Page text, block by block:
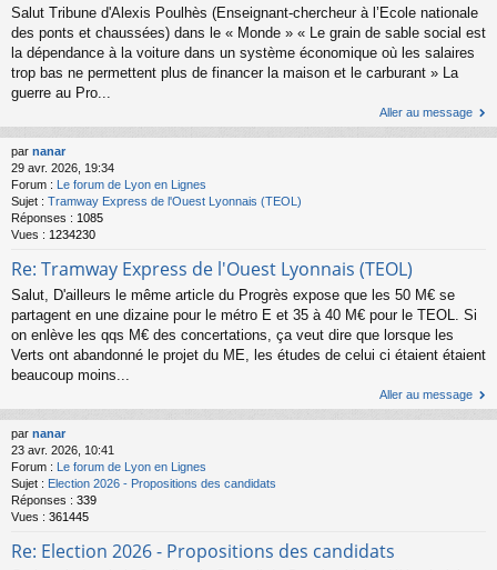
Salut Tribune d'Alexis Poulhès (Enseignant-chercheur à l’Ecole nationale
des ponts et chaussées) dans le « Monde » « Le grain de sable social est
la dépendance à la voiture dans un système économique où les salaires
trop bas ne permettent plus de financer la maison et le carburant » La
guerre au Pro...
Aller au message
par nanar
29 avr. 2026, 19:34
Forum : Le forum de Lyon en Lignes
Sujet : Tramway Express de l'Ouest Lyonnais (TEOL)
Réponses : 1085
Vues : 1234230
Re: Tramway Express de l'Ouest Lyonnais (TEOL)
Salut, D'ailleurs le même article du Progrès expose que les 50 M€ se
partagent en une dizaine pour le métro E et 35 à 40 M€ pour le TEOL. Si
on enlève les qqs M€ des concertations, ça veut dire que lorsque les
Verts ont abandonné le projet du ME, les études de celui ci étaient étaient
beaucoup moins...
Aller au message
par nanar
23 avr. 2026, 10:41
Forum : Le forum de Lyon en Lignes
Sujet : Election 2026 - Propositions des candidats
Réponses : 339
Vues : 361445
Re: Election 2026 - Propositions des candidats